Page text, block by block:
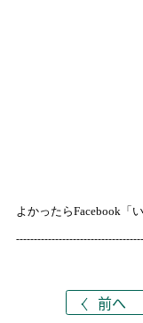
よかったらFacebook「
前へ